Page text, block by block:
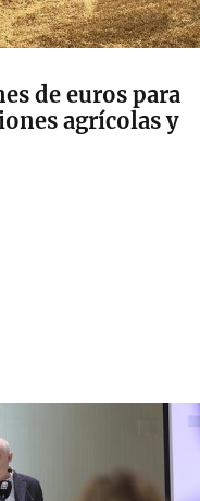
de euros para
agrícolas y